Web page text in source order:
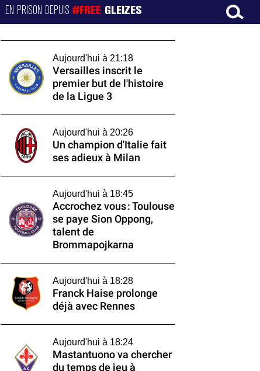
EN PRISON DEPUIS#FREE GLEIZES
Aujourd'hui à 21:18
Versailles inscrit le
premier but de l'histoire
de la Ligue 3
Aujourd'hui à 20:26
Un champion d'Italie fait
ses adieux à Milan
Aujourd'hui à 18:45
Accrochez vous : Toulouse
se paye Sion Oppong,
talent de
Brommapojkarna
Aujourd'hui à 18:28
Franck Haise prolonge
déjà avec Rennes
Aujourd'hui à 18:24
Mastantuono va chercher
du temps de jeu à